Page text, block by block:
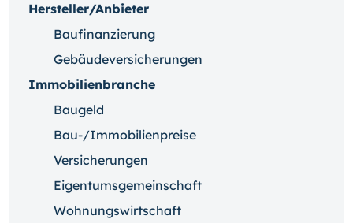
Hersteller/Anbieter
Baufinanzierung
Gebäudeversicherungen
Immobilienbranche
Baugeld
Bau-/Immobilienpreise
Versicherungen
Eigentumsgemeinschaft
Wohnungswirtschaft